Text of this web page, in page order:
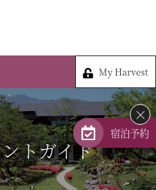
My Harvest
My Harvest
トガイド
×
宿泊予約